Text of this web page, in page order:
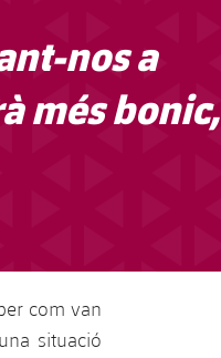
nos a
més bonic,
com van
situació